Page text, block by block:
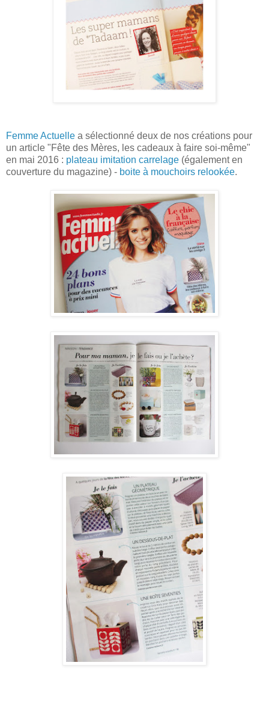
Femme Actuelle a sélectionné deux de nos créations pour
un article "Fête des Mères, les cadeaux à faire soi-même"
en mai 2016 : plateau imitation carrelage (éga lementen
couverture du magazine) - boite à mouchoirs relookée.